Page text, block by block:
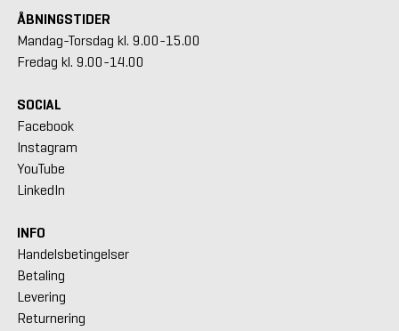
ÅBNINGSTIDER
Mandag-Torsdag kl. 9.00-15.00
Fredag kl. 9.00-14.00
SOCIAL
Facebook
Instagram
YouTube
LinkedIn
INFO
Handelsbetingelser
Betaling
Levering
Returnering